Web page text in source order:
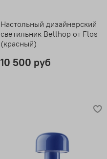
Настольный дизайнерский
светильник Bellhop от Flos
(красный)
10 500 руб